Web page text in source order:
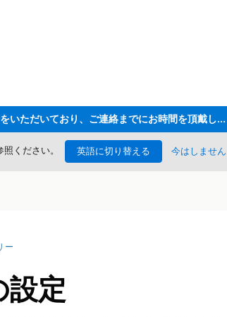
ただいま大変多くのお問い合わせをいただいており、ご連絡までにお時間を頂戴しております
照ください。 英語に切り替える 今はしません
ー
設定